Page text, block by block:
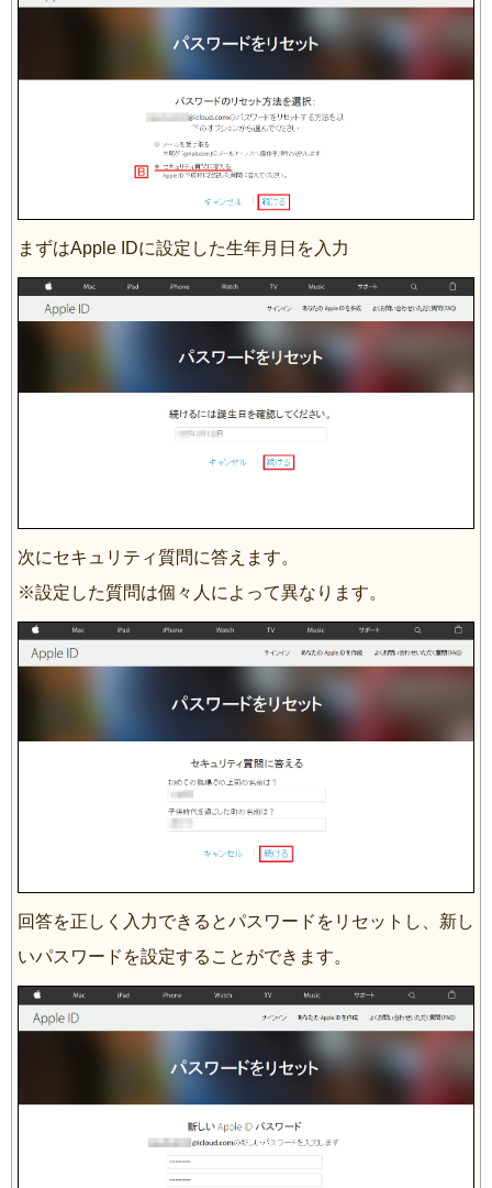
まずはApple IDに設定した生年月日を入力
次にセキュリティ質問に答えます。
※設定した質問は個々人によって異なります。
回答を正しく入力できるとパスワードをリセットし、新し
いパスワードを設定することができます。